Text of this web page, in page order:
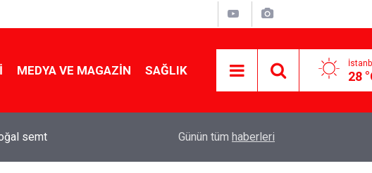
MEDYA VE MAGAZIN SAĞLIK 28
semt
yapmanın sırrı
Günün tüm haberleri